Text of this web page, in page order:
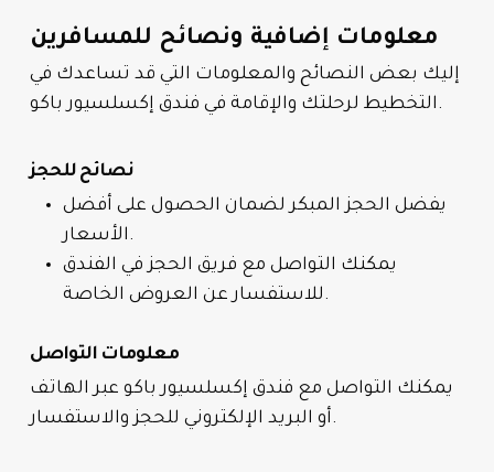
معلومات إضافية ونصائح للمسافرين
إليك بعض النصائح والمعلومات التي قد تساعدك في
التخطيط لرحلتك والإقامة في فندق إكسلسيور باكو.
نصائح للحجز
يفضل الحجز المبكر لضمان الحصول على أفضل
الأسعار.
يمكنك التواصل مع فريق الحجز في الفندق
للاستفسار عن العروض الخاصة.
معلومات التواصل
يمكنك التواصل مع فندق إكسلسيور باكو عبر الهاتف
أو البريد الإلكتروني للحجز والاستفسار.